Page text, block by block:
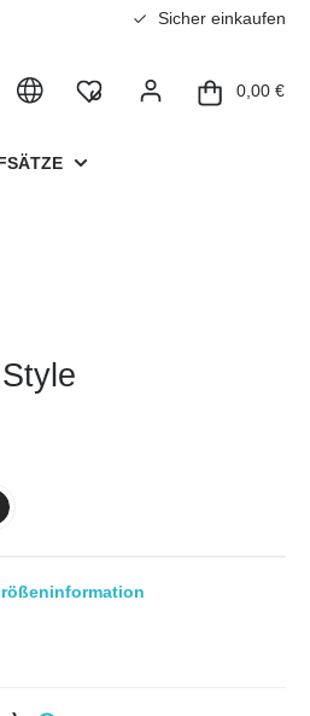
Sicher einkaufen
0,00 €
information